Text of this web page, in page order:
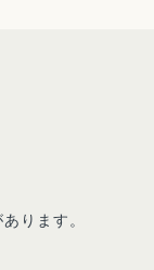
ります。